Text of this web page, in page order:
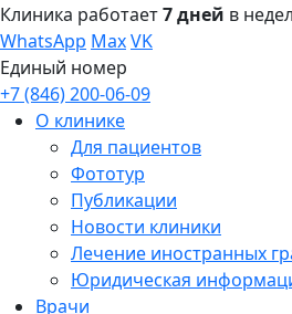
Клиника работает7 дней в
WhatsApp MaxVK
Единый номер
+7 (846) 200-06-09
О клинике
Для пациентов
Фототур
Публикации
Новости клиники
Лечение иностранных
Юридическая
Врачи